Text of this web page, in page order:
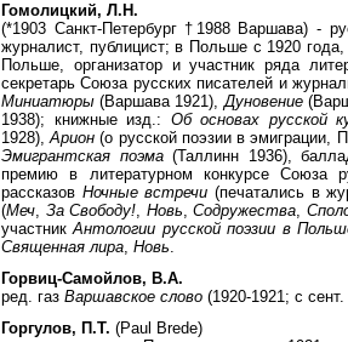
Гомолицкий, Л.Н.
(*1903 Санкт-Петербург †1988 Варшава) -
журналист, публицист; в Польше с 1920
Польше, организатор и участник ряда
секретарь Союза русских писателей и
Миниатюры (Варшава 1921),Дуновение
1938); книжные изд.: Об основах русской
1928),Арион (о русской поэзии в эмиграции,
Эмигрантская поэма(Таллинн 1936),
премию в литературном конкурсе Союза
рассказов Ночные встречи(печатались в
(Меч, За Свободу!, Новь, Содружества,
участникАнтологии русской поэзии в
Священная лира, Новь.
Горвиц-Самойлов, В.А.
ред. газ Варшавское слово (1920-1921; с
Горгулов, П.Т. (Paul Brede)